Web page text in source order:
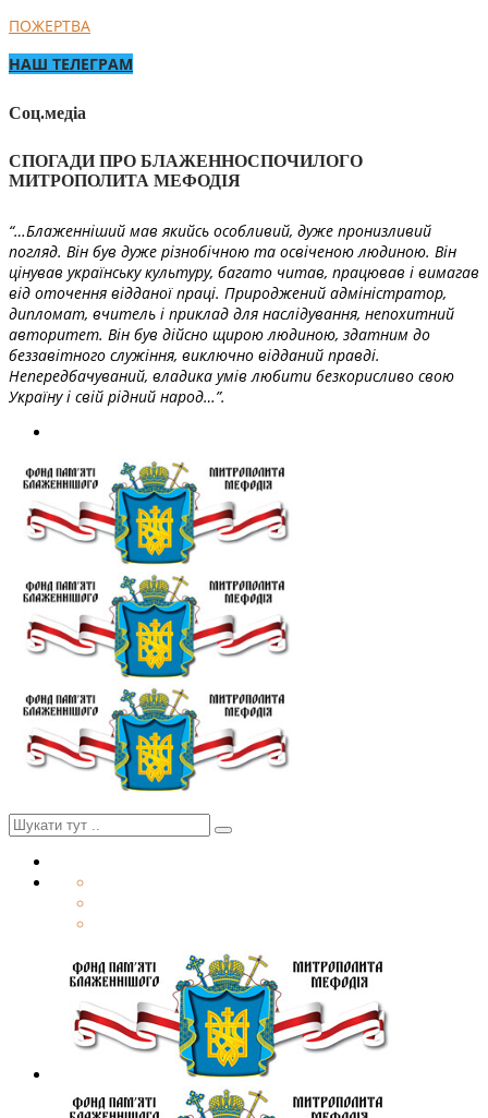
ПОЖЕРТВА
НАШ ТЕЛЕГРАМ
Соц.медіа
СПОГАДИ ПРО БЛАЖЕННОСПОЧИЛОГО
МИТРОПОЛИТА МЕФОДІЯ
“…Блаженніший мав якийсь особливий, дуже пронизливий
погляд. Він був дуже різнобічною та освіченою людиною. Він
цінував українську культуру, багато читав, працював і вимагав
від оточення відданої праці. Природжений адміністратор,
дипломат, вчитель і приклад для наслідування, непохитний
авторитет. Він був дійсно щирою людиною, здатним до
беззавітного служіння, виключно відданий правді.
Непередбачуваний, владика умів любити безкорисливо свою
Україну і свій рідний народ…”.